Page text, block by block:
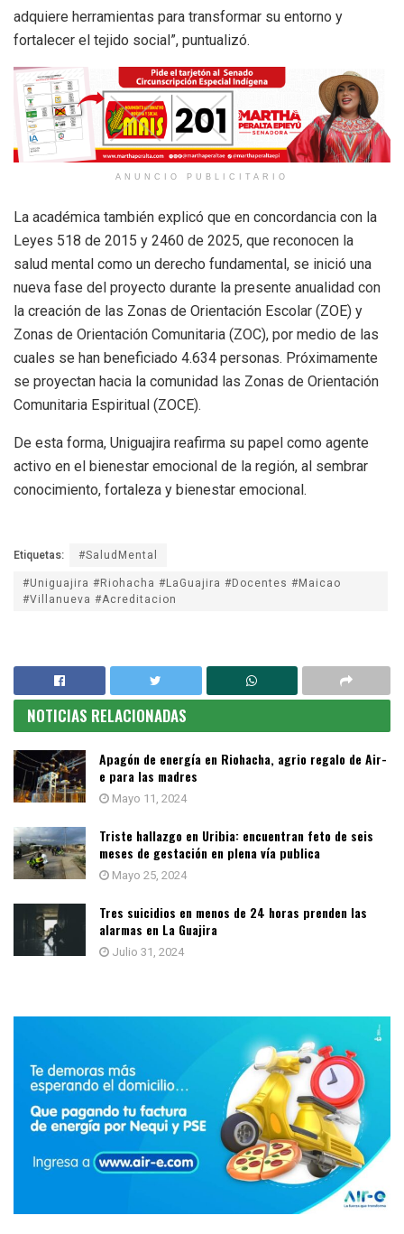
adquiere herramientas para transformar su entorno y
fortalecer el tejido social”, puntualizó.
ANUNCIO PUBLICITARIO
La académica también explicó que en concordancia con la
Leyes 518 de 2015 y 2460 de 2025, que reconocen la
salud mental como un derecho fundamental, se inició una
nueva fase del proyecto durante la presente anualidad con
la creación de las Zonas de Orientación Escolar (ZOE) y
Zonas de Orientación Comunitaria (ZOC), por medio de las
cuales se han beneficiado 4.634 personas. Próximamente
se proyectan hacia la comunidad las Zonas de Orientación
Comunitaria Espiritual (ZOCE).
De esta forma, Uniguajira reafirma su papel como agente
activo en el bienestar emocional de la región, al sembrar
conocimiento, fortaleza y bienestar emocional.
Etiquetas:
#SaludMental
#Uniguajira #Riohacha #LaGuajira #Docentes #Maicao
#Villanueva #Acreditacion
NOTICIAS RELACIONADAS
Apagón de energía en Riohacha, agrio regalo de Air-
e para las madres
Mayo 11, 2024
Triste hallazgo en Uribia: encuentran feto de seis
meses de gestación en plena vía publica
Mayo 25, 2024
Tres suicidios en menos de 24 horas prenden las
alarmas en La Guajira
Julio 31, 2024